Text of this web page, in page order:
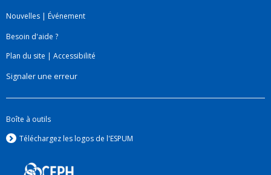
Nouvelles | Événement
Besoin d'aide ?
Plan du site | Accessibilité
Signaler une erreur
Boîte à outils
Téléchargez les logos de l'ESPUM